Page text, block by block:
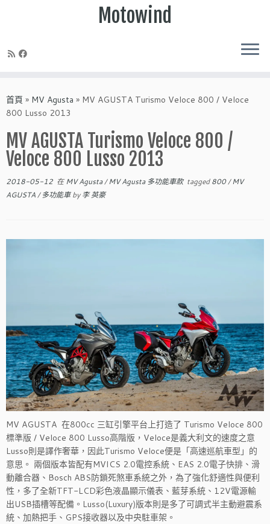
to
content
Motowind
首頁 » MV Agusta » MV AGUSTA Turismo Veloce 800 / Veloce
800 Lusso 2013
MV AGUSTA Turismo Veloce 800 /
Veloce 800 Lusso 2013
2018-05-12 在MV Agusta/MV Agusta 多功能車款 tagged800/MV
AGUSTA/多功能車by李 英豪
MV AGUSTA 在800cc 三缸引擎平台上打造了 Turismo Veloce 800
標準版 / Veloce 800 Lusso高階版，Veloce是義大利文的速度之意
Lusso則是譯作奢華，因此Turismo Veloce便是「高速巡航車型」的
意思。 兩個版本皆配有MVICS 2.0電控系統、EAS 2.0電子快排、滑
動離合器、Bosch ABS防鎖死煞車系統之外，為了強化舒適性與便利
性，多了全新TFT-LCD彩色液晶顯示儀表、藍芽系統、12V電源輸
出USB插槽等配備。Lusso(Luxury)版本則是多了可調式半主動避震系
統、加熱把手、GPS接收器以及中央駐車架。